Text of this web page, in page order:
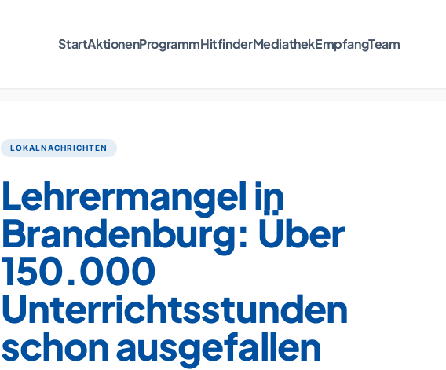
StartAktionenProgrammHitfinderMediathekEmpfangTeam
LOKALNACHRICHTEN
Lehrermangel in
Brandenburg: Über
150.000
Unterrichtsstunden
schon ausgefallen